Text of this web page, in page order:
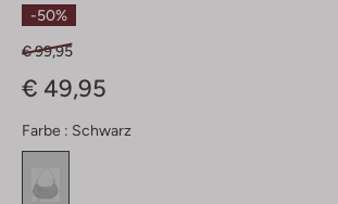
-50%
€ 99,95
€ 49,95
Farbe : Schwarz